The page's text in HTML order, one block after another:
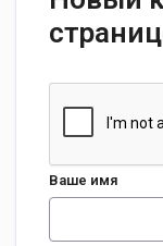
Ваше имя